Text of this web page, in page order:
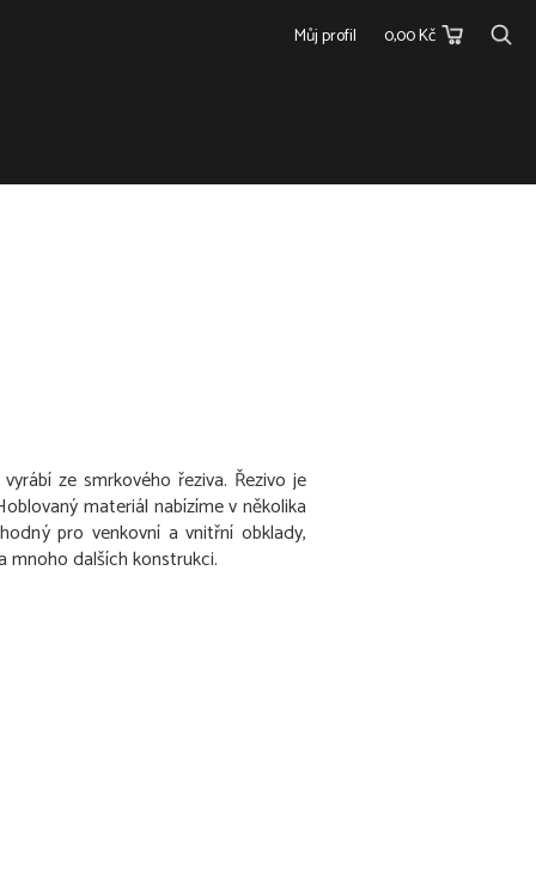
Můj profil 0,00 Kč
ze smrkového řeziva. Řezivo je
materiál nabízíme v několika
pro venkovní a vnitřní obklady,
mnoho dalších konstrukci.